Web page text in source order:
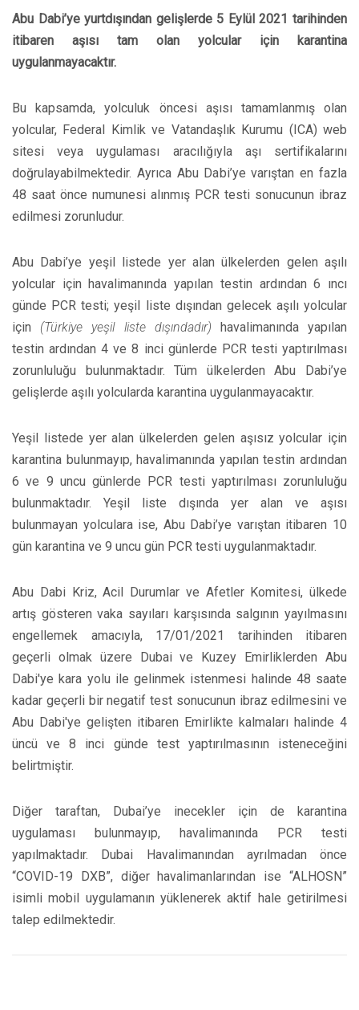
Abu Dabi’ye yurtdışından gelişlerde 5 Eylül 2021 tarihinden
itibaren aşısı tam olan yolcular için karantina
uygulanmayacaktır.
Bu kapsamda, yolculuk öncesi aşısı tamamlanmış olan
yolcular, Federal Kimlik ve Vatandaşlık Kurumu (ICA) web
sitesi veya uygulaması aracılığıyla aşı sertifikalarını
doğrulayabilmektedir. Ayrıca Abu Dabi’ye varıştan en fazla
48 saat önce numunesi alınmış PCR testi sonucunun ibraz
edilmesi zorunludur.
Abu Dabi’ye yeşil listede yer alan ülkelerden gelen aşılı
yolcular için havalimanında yapılan testin ardından 6 ıncı
günde PCR testi; yeşil liste dışından gelecek aşılı yolcular
için (Türkiye yeşil liste dışındadır) havalimanında yapılan
testin ardından 4 ve 8 inci günlerde PCR testi yaptırılması
zorunluluğu bulunmaktadır. Tüm ülkelerden Abu Dabi’ye
gelişlerde aşılı yolcularda karantina uygulanmayacaktır.
Yeşil listede yer alan ülkelerden gelen aşısız yolcular için
karantina bulunmayıp, havalimanında yapılan testin ardından
6 ve 9 uncu günlerde PCR testi yaptırılması zorunluluğu
bulunmaktadır. Yeşil liste dışında yer alan ve aşısı
bulunmayan yolculara ise, Abu Dabi’ye varıştan itibaren 10
gün karantina ve 9 uncu gün PCR testi uygulanmaktadır.
Abu Dabi Kriz, Acil Durumlar ve Afetler Komitesi, ülkede
artış gösteren vaka sayıları karşısında salgının yayılmasını
engellemek amacıyla, 17/01/2021 tarihinden itibaren
geçerli olmak üzere Dubai ve Kuzey Emirliklerden Abu
Dabi'ye kara yolu ile gelinmek istenmesi halinde 48 saate
kadar geçerli bir negatif test sonucunun ibraz edilmesini ve
Abu Dabi'ye gelişten itibaren Emirlikte kalmaları halinde 4
üncü ve 8 inci günde test yaptırılmasının isteneceğini
belirtmiştir.
Diğer taraftan, Dubai’ye inecekler için de karantina
uygulaması bulunmayıp, havalimanında PCR testi
yapılmaktadır. Dubai Havalimanından ayrılmadan önce
“COVID-19 DXB”, diğer havalimanlarından ise “ALHOSN”
isimli mobil uygulamanın yüklenerek aktif hale getirilmesi
talep edilmektedir.